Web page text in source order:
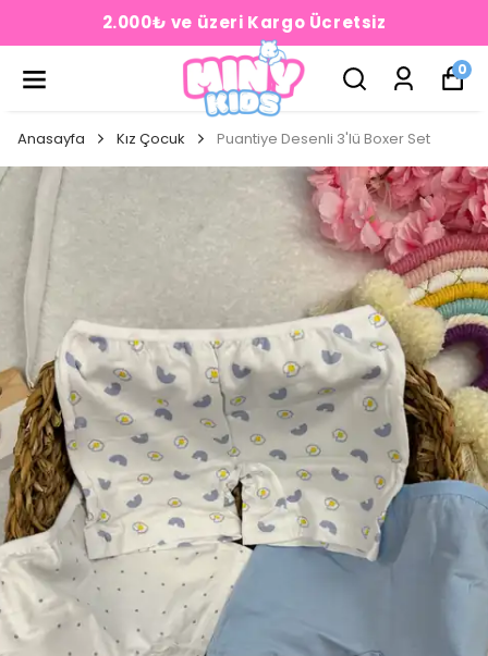
2.000₺ ve üzeri Kargo Ücretsiz
0
Anasayfa Kız Çocuk Puantiye Desenli 3'lü Boxer Set